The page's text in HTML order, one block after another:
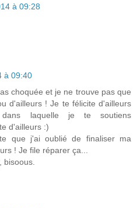
à 09:28
à 09:40
choquée et je ne trouve pas que
d'ailleurs ! Je te félicite d'ailleurs
laquelle je te soutiens
d'ailleurs :)
que j'ai oublié de finaliser ma
! Je file réparer ça...
bisoous.